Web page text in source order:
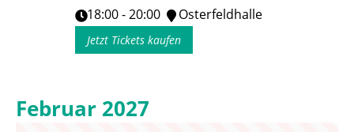
18:00 - 20:00
Osterfeldhalle
Jetzt Tickets kaufen
Februar 2027